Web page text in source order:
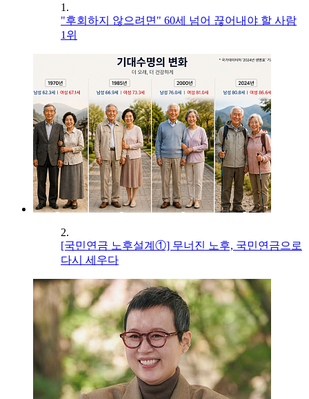
1.
"후회하지 않으려면" 60세 넘어 끊어내야 할 사람
1위
2.
[국민연금 노후설계①] 무너진 노후, 국민연금으로
다시 세우다